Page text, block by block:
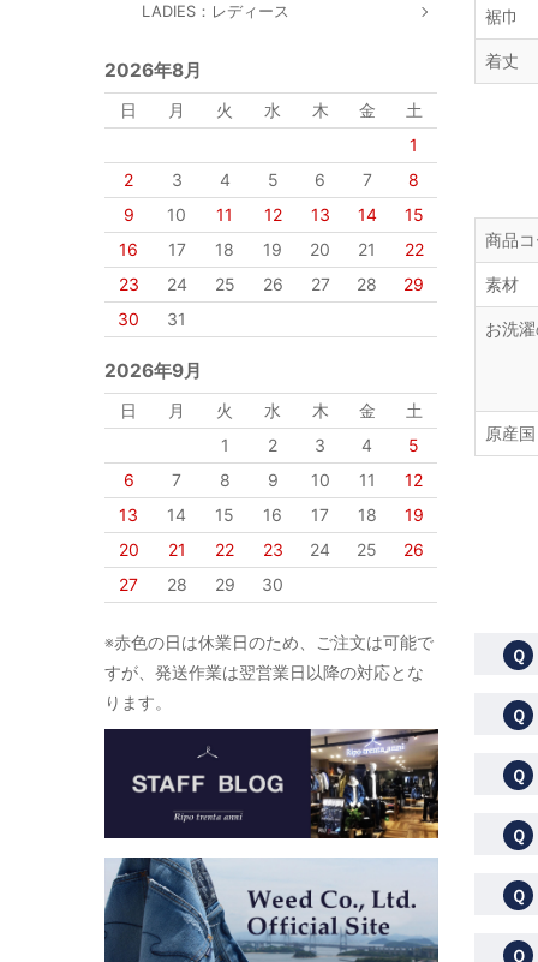
LADIES：レディース
2026年8月
日 月 火 水 木 金
土
1
2
3 4 5 6 7
8
9
10 11 12 13 14
15
16
17 18 19 20 21
22
23
24 25 26 27 28
29
30
31
2026年9月
日 月 火 水 木 金
土
1
2 3 4
5
6
7 8 9 10 11
12
13
14 15 16 17 18
19
20
21 22 23 24 25
26
27
28 29 30
※赤色の日は休業日のため、ご注文は可能で
すが、発送作業は翌営業日以降の対応とな
ります。
裾巾
着丈
商品
素材
お洗
原産国
Ｑ
Ｑ
Ｑ
Ｑ
Ｑ
Ｑ